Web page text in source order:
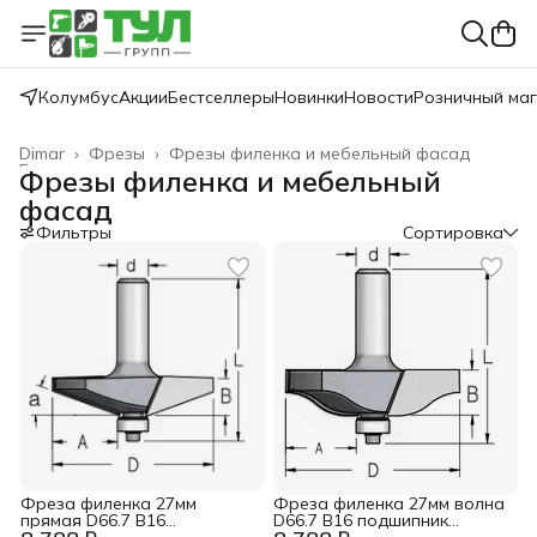
КолумбусАкцииБестселлерыНовинкиНовостиРозничный
Фрезы филенка и мебельный фасад
Фрезы ›
Dimar ›
Главная
Фрезы филенка и мебельный
фасад
Фильтры Сортировка
Фреза филенка 27мм
прямая D66.7 B16
Фреза филенка 27мм волна
D66.7 B16 подшипник